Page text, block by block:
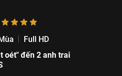
Full HD
oét" đến 2 anh trai